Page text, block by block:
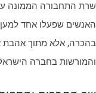
התחבורה הממונה על
שפעלו אחד למען
אלא מתוך אהבת
בחברה